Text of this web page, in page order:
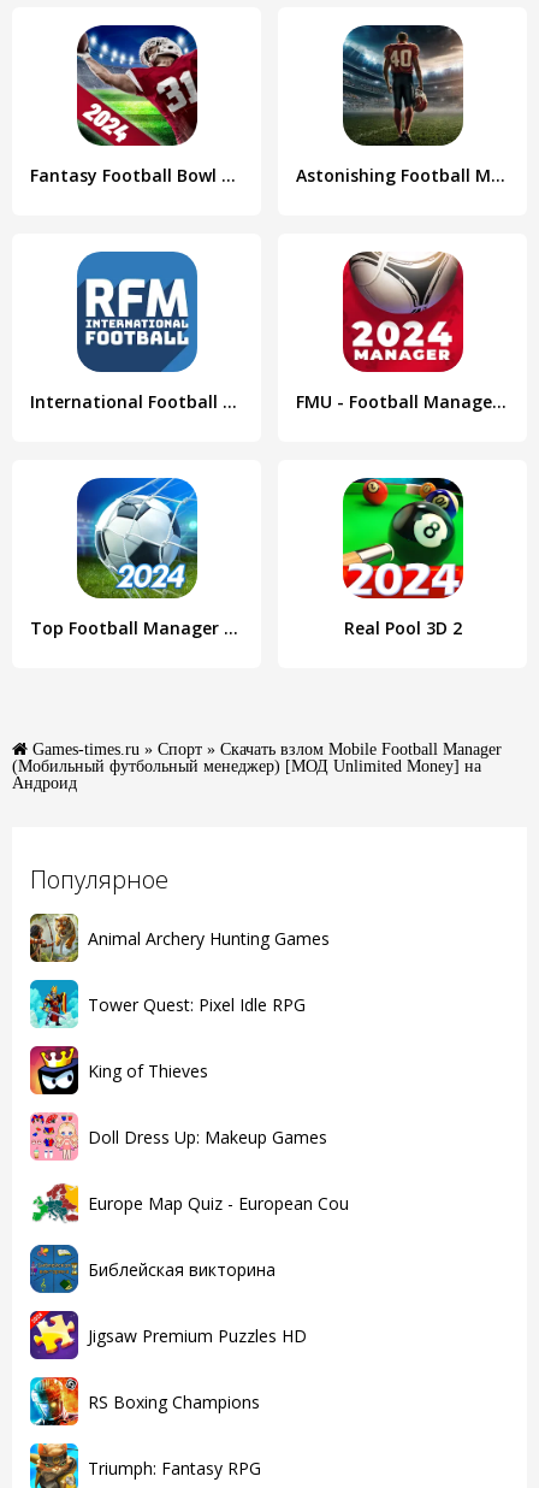
Популярное
Animal Archery Hunting Games
Tower Quest: Pixel Idle RPG
King of Thieves
Doll Dress Up: Makeup Games
Europe Map Quiz - European Cou
Библейская викторина
Jigsaw Premium Puzzles HD
RS Boxing Champions
Triumph: Fantasy RPG
Fantasy Football Bowl Manager Astonishing Football Manager
International Football Manager FMU - Football Manager Game
Top Football Manager 2024 Real Pool 3D 2
Games-times.ru » Спорт » Скачать взлом Mobile Football Manager
(Мобильный футбольный менеджер) [МОД Unlimited Money] на
Андроид